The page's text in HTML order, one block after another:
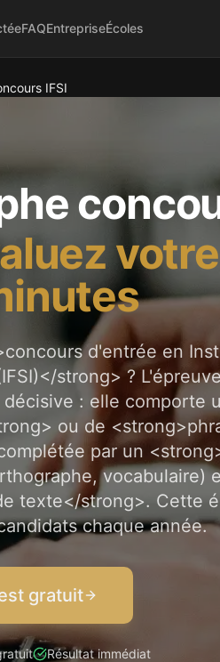
FAQEntrepriseÉcoles
IFSI
d'entrée en
strong> ?
: elle comporte
ou de
par un
vocabulaire)
texte</strong>. Cette
chaque année.
gratuit
Résultat immédiat